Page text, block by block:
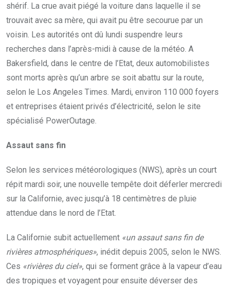
shérif. La crue avait piégé la voiture dans laquelle il se
trouvait avec sa mère, qui avait pu être secourue par un
voisin. Les autorités ont dû lundi suspendre leurs
recherches dans l’après-midi à cause de la météo. A
Bakersfield, dans le centre de l’Etat, deux automobilistes
sont morts après qu’un arbre se soit abattu sur la route,
selon le Los Angeles Times. Mardi, environ 110 000 foyers
et entreprises étaient privés d’électricité, selon le site
spécialisé PowerOutage.
Assaut sans fin
Selon les services météorologiques (NWS), après un court
répit mardi soir, une nouvelle tempête doit déferler mercredi
sur la Californie, avec jusqu’à 18 centimètres de pluie
attendue dans le nord de l’Etat.
La Californie subit actuellement «un assaut sans fin de
rivières atmosphériques», inédit depuis 2005, selon le NWS.
Ces «rivières du ciel», qui se forment grâce à la vapeur d’eau
des tropiques et voyagent pour ensuite déverser des